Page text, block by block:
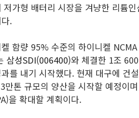
저가형 배터리 시장을 겨냥한 리튬
.
함량 95% 수준의 하이니켈
삼성SDI(006400)와 체결한 1조
를 내기 시작했다. 현재 대구에 건
만톤 규모의 양산을 시작할 예정이
을 확대할 계획이다.